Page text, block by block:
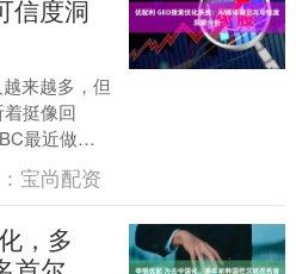
信度洞
来越多，但
挺像回
最近做了
这些主流
宝尚配资
，多